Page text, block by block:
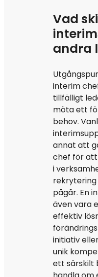
Vad
andra
interim
tillfälligt
möta ett
behov.
annat att
chef för
i
rekrytering
pågår. En
även vara
effektiv
initiativ
unik
ett särskilt